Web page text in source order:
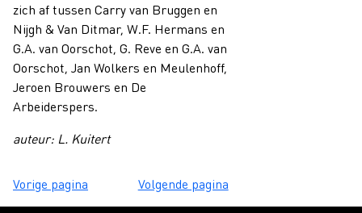
zich af tussen Carry van Bruggen en
Nijgh & Van Ditmar, W.F. Hermans en
G.A. van Oorschot, G. Reve en G.A. van
Oorschot, Jan Wolkers en Meulenhoff,
Jeroen Brouwers en De
Arbeiderspers.
auteur: L. Kuitert
Vorige pagina Volgende pagina